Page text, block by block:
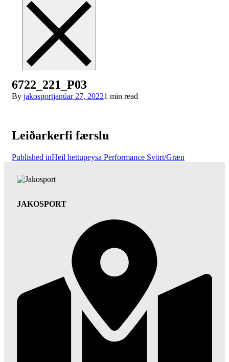
6722_221_P03
By jakosportjanúar 27, 20221 min read
Leiðarkerfi færslu
Published inHeil hettupeysa Performance Svört/Græn
JAKOSPORT